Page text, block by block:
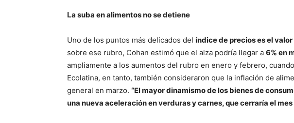
La suba en alimentos no se detiene
Uno de los puntos más delicados del índice de precios es el
sobre ese rubro, Cohan estimó que el alza podría llegar a 6% en
ampliamente a los aumentos del rubro en enero y febrero,
Ecolatina, en tanto, también consideraron que la inflación de
general en marzo. “El mayor dinamismo de los bienes de
una nueva aceleración en verduras y carnes, que cerraría el mes